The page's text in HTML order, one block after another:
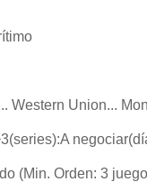
Western Union...
(Min. Orden: 3